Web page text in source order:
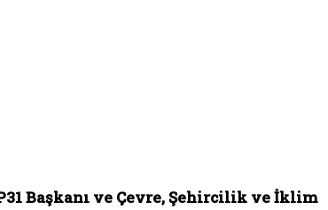
Başkanı ve Çevre, Şehircilik ve İklim